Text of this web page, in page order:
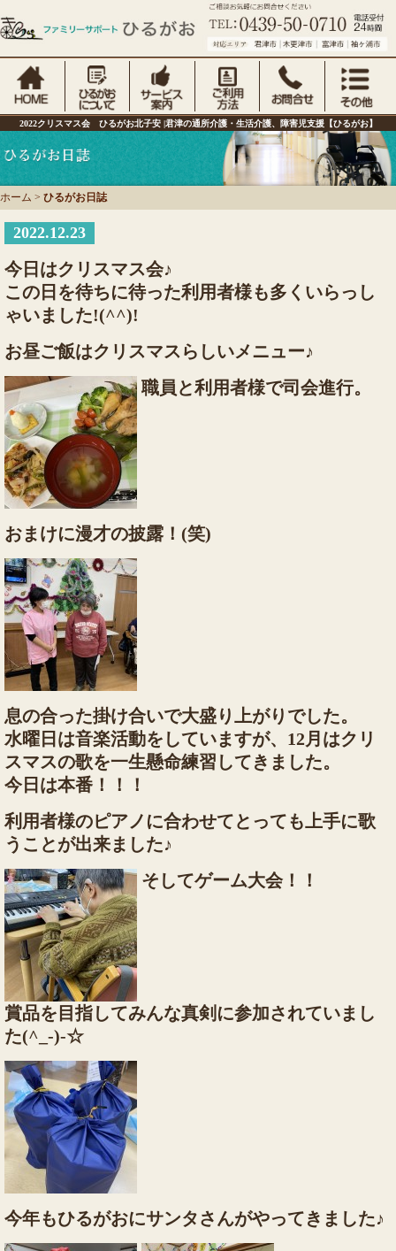
2022クリスマス会 ひるがお北子安 |君津の通所介護・生活介護、障害児支援【ひるがお】
ホーム > ひるがお日誌
2022.12.23
今日はクリスマス会♪
この日を待ちに待った利用者様も多くいらっし
ゃいました!(^^)!
お昼ご飯はクリスマスらしいメニュー♪
職員と利用者様で司会進行。
おまけに漫才の披露！(笑)
息の合った掛け合いで大盛り上がりでした。
水曜日は音楽活動をしていますが、12月はクリ
スマスの歌を一生懸命練習してきました。
今日は本番！！！
利用者様のピアノに合わせてとっても上手に歌
うことが出来ました♪
そしてゲーム大会！！
賞品を目指してみんな真剣に参加されていまし
た(^_-)-☆
今年もひるがおにサンタさんがやってきました♪